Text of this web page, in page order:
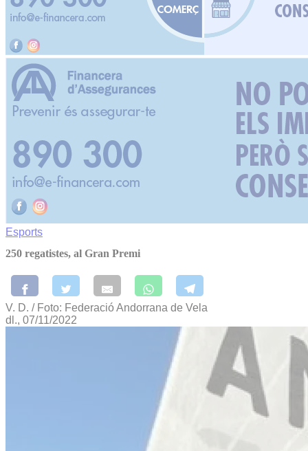
Esports
250 regatistes, al Gran Premi
V. D. / Foto: Federació Andorrana de Vela
dl., 07/11/2022